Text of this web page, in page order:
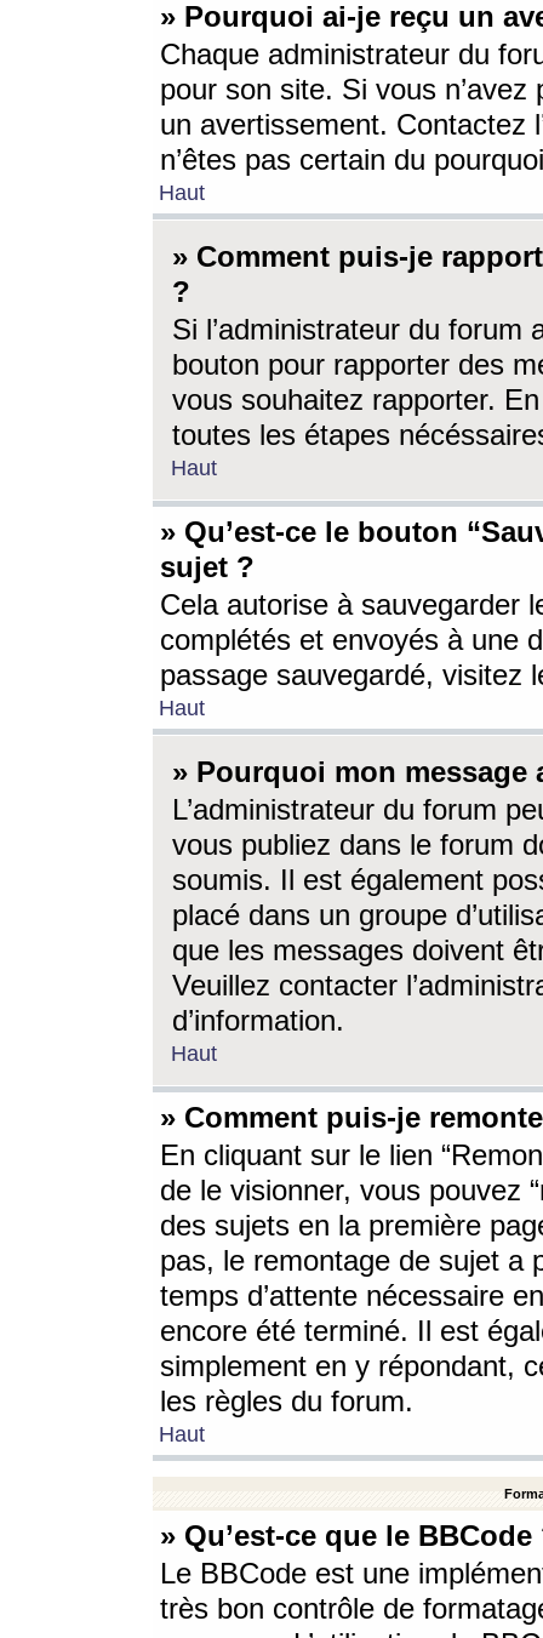
» Pourquoi ai-je reçu un
Chaque administrateur du
pour son site. Si vous
un avertissement. Contactez
n’êtes pas certain du
Haut
» Comment puis-je
?
Si l’administrateur du forum
bouton pour rapporter des
vous souhaitez rapporter.
toutes les étapes
Haut
» Qu’est-ce le bouton
sujet ?
Cela autorise à sauvegarder
complétés et envoyés à une
passage sauvegardé, visitez
Haut
» Pourquoi mon message
L’administrateur du forum
vous publiez dans le forum
soumis. Il est également
placé dans un groupe
que les messages doivent
Veuillez contacter
d’information.
Haut
» Comment puis-je
En cliquant sur le lien
de le visionner, vous pouvez
des sujets en la première
pas, le remontage de sujet a
temps d’attente nécessaire
encore été terminé. Il est
simplement en y répondant,
les règles du forum.
Haut
» Qu’est-ce que le BBCode
Le BBCode est une
très bon contrôle de